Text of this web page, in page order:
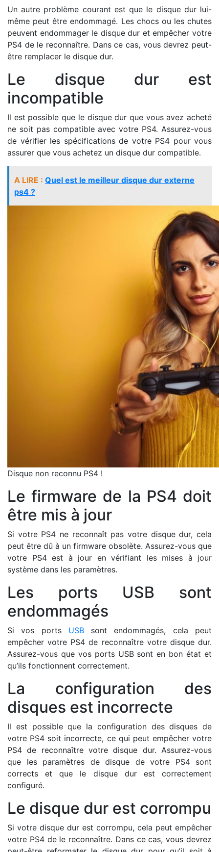
Un autre problème courant est que le disque dur lui-
même peut être endommagé. Les chocs ou les chutes
peuvent endommager le disque dur et empêcher votre
PS4 de le reconnaître. Dans ce cas, vous devrez peut-
être remplacer le disque dur.
Le disque dur est
incompatible
Il est possible que le disque dur que vous avez acheté
ne soit pas compatible avec votre PS4. Assurez-vous
de vérifier les spécifications de votre PS4 pour vous
assurer que vous achetez un disque dur compatible.
A LIRE : Quel est le meilleur disque dur externe
ps4 ?
Disque non reconnu PS4 !
Le firmware de la PS4 doit
être mis à jour
Si votre PS4 ne reconnaît pas votre disque dur, cela
peut être dû à un firmware obsolète. Assurez-vous que
votre PS4 est à jour en vérifiant les mises à jour
système dans les paramètres.
Les ports USB sont
endommagés
Si vos ports USBsont endommagés, cela peut
empêcher votre PS4 de reconnaître votre disque dur.
Assurez-vous que vos ports USB sont en bon état et
qu’ils fonctionnent correctement.
La configuration des
disques est incorrecte
Il est possible que la configuration des disques de
votre PS4 soit incorrecte, ce qui peut empêcher votre
PS4 de reconnaître votre disque dur. Assurez-vous
que les paramètres de disque de votre PS4 sont
corrects et que le disque dur est correctement
configuré.
Le disque dur est corrompu
Si votre disque dur est corrompu, cela peut empêcher
votre PS4 de le reconnaître. Dans ce cas, vous devrez